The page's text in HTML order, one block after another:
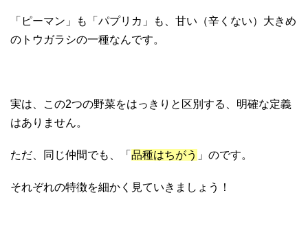
「ピーマン」も「パプリカ」も、甘い（辛くない）大きめ
のトウガラシの一種なんです。
実は、この2つの野菜をはっきりと区別する、明確な定義
はありません。
ただ、同じ仲間でも、「 品種はちがう 」のです。
それぞれの特徴を細かく見ていきましょう！